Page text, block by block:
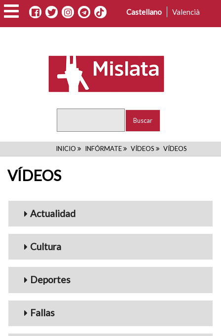
Pasar
al
contenido
Castellano Valencià
RUTA
INICIO INFÓRMATE VÍDEOS VÍDEOS
VÍDEOS
Menu_Videos
Actualidad
Cultura
Deportes
Fallas